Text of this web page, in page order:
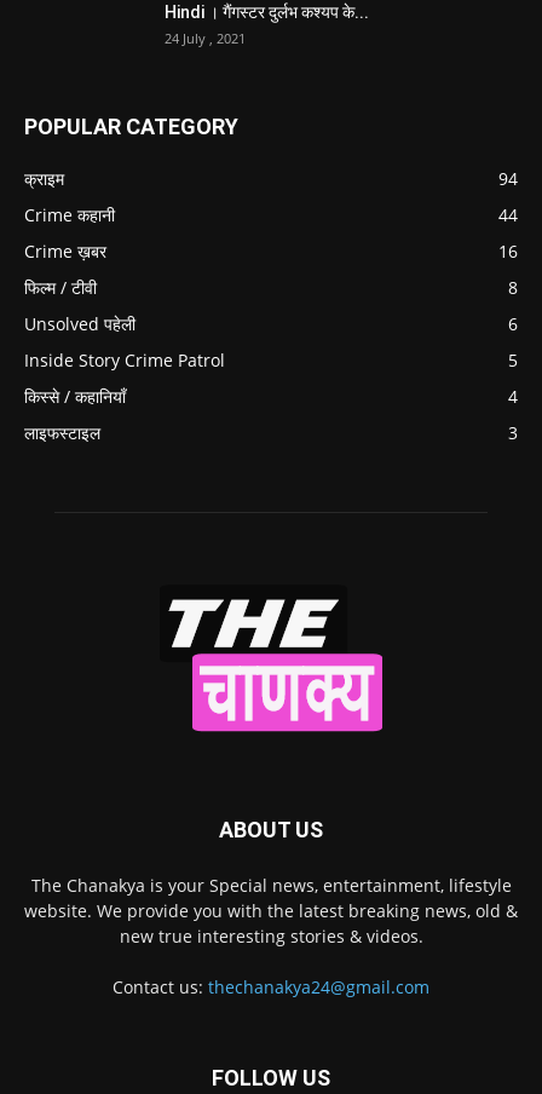
Hindi । गैंगस्टर दुर्लभ कश्यप के...
24 July , 2021
POPULAR CATEGORY
क्राइम
94
Crime कहानी
44
Crime ख़बर
16
फिल्म / टीवी
8
Unsolved पहेली
6
Inside Story Crime Patrol
5
किस्से / कहानियाँ
4
लाइफस्टाइल
3
ABOUT US
The Chanakya is your Special news, entertainment, lifestyle
website. We provide you with the latest breaking news, old &
new true interesting stories & videos.
Contact us: thechanakya24@gmail.com
FOLLOW US